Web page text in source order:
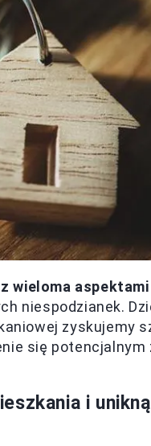
wieloma
niespodzianek.
zyskujemy
się potencjalnym
i